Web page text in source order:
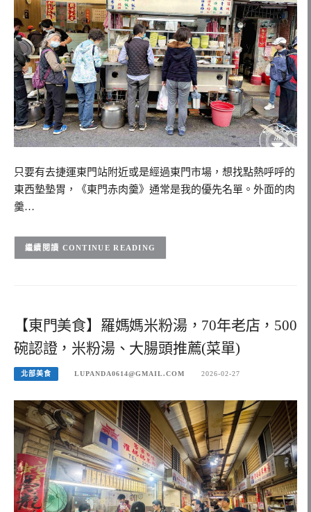
只要有去捷運東門站附近或是經過東門市場，想找點熱呼呼的
東西墊墊胃，《東門赤肉羹》通常是我的優先名單。外面的肉
羹…
CONTINUE READING
【東門美食】羅媽媽米粉湯，70年老店，500
碗認證，米粉湯、大腸頭推薦(菜單)
北部美食 LUPANDA0614@GMAIL.COM 2026-02-27